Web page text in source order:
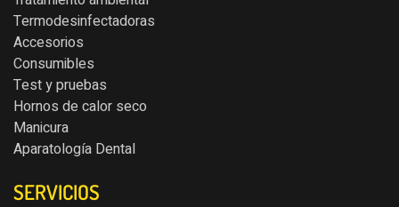
Termodesinfectadoras
Accesorios
Consumibles
Test y pruebas
Hornos de calor seco
Manicura
Aparatología Dental
SERVICIOS